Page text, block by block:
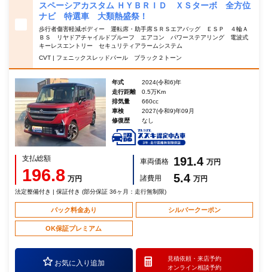
スペーシアカスタム ＨＹＢＲＩＤ ＸＳターボ 全方位
ナビ 特選車 大類熱盛祭！
歩行者傷害軽減ボディー 運転席・助手席ＳＲＳエアバッグ ＥＳＰ ４輪Ａ
ＢＳ リヤドアチャイルドプルーフ エアコン パワーステアリング 電波式
キーレスエントリー セキュリティアラームシステム
CVT | フェニックスレッドパール ブラック２トーン
年式
2024(令和6)年
走行距離
0.5万Km
排気量
660cc
車検
2027(令和9)年09月
修復歴
なし
支払総額
196.8 万円
車両価格 191.4 万円
諸費用
5.4 万円
法定整備付き | 保証付き (部分保証 36ヶ月：走行無制限)
パック料金あり シルバークーポン
OK保証プレミアム
お気に入り追加
見積依頼・ 来店予約
オンライン相談予約